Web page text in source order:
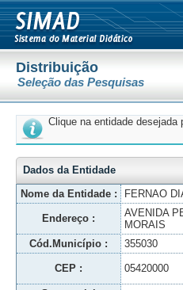
Distribuição
Seleção das Pesquisas
Clique na entidade
Dados da Entidade
Nome da Entidade :
FERNAO
Endereço :
AVENIDA
MORAIS
Cód.Município : 355030
CEP : 05420000